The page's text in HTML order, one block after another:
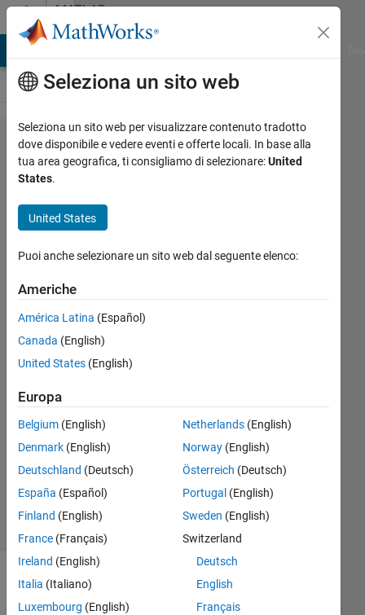
Vai al contenutoMATLAB
Answers
Training
a DDPG
for
system
TANUJA
24 Ago
2022
Risposta
17 Set
2024
16
Visualizzazioni
(30 giorni)
Seleziona un sito web
Seleziona un sito web per visualizzare contenuto tradotto
dove disponibile e vedere eventi e offerte locali. In base alla
tua area geografica, ti consigliamo di selezionare:United
States.
United States
Puoi anche selezionare un sito web dal seguente elenco:
Americhe
América Latina (Español)
Canada (English)
United States (English)
Europa
Belgium (English)
Denmark (English)
Deutschland (Deutsch)
España (Español)
Finland (English)
France (Français)
Ireland (English)
Italia (Italiano)
Luxembourg (English)
Netherlands(English)
Norway(English)
Österreich (Deutsch)
Portugal (English)
Sweden (English)
Switzerland
Deutsch
English
Français